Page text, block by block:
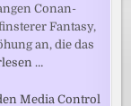
Conan-
Fantasy,
an, die das
…